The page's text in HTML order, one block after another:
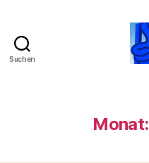
Suchen
Monat: